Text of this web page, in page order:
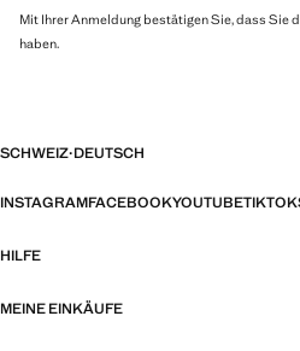
Mit Ihrer Anmeldung bestätigen Sie, dass Sie
haben.
SCHWEIZ·DEUTSCH
INSTAGRAMFACEBOOKYOUTUBETIKTOK
HILFE
MEINE EINKÄUFE